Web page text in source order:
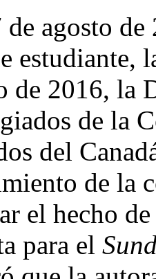
agosto
estudiante,
de 2016, la
de la
del
de la
el hecho
para el